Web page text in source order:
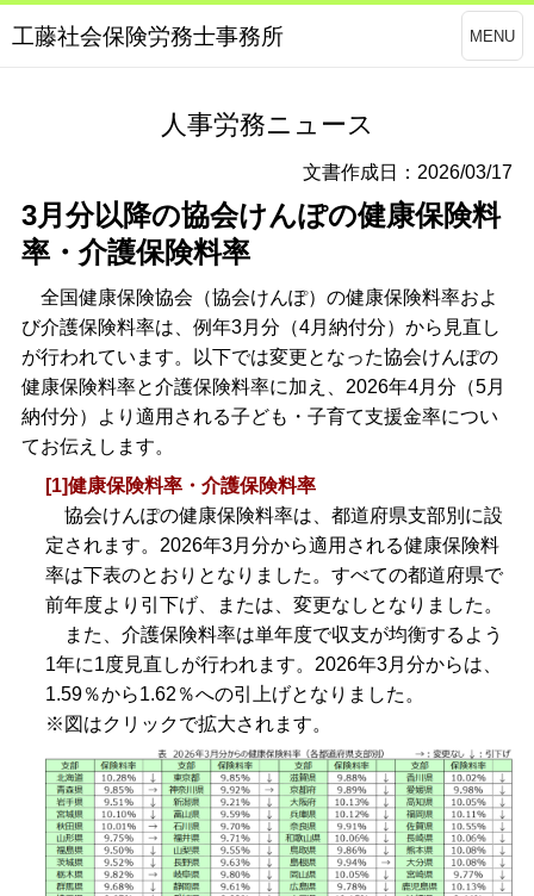
工藤社会保険労務士事務所 MENU
人事労務ニュース
文書作成日：2026/03/17
3月分以降の協会けんぽの健康保険料
率・介護保険料率
全国健康保険協会（協会けんぽ）の健康保険料率およ
び介護保険料率は、例年3月分（4月納付分）から見直し
が行われています。以下では変更となった協会けんぽの
健康保険料率と介護保険料率に加え、2026年4月分（5月
納付分）より適用される子ども・子育て支援金率につい
てお伝えします。
[1]健康保険料率・介護保険料率
協会けんぽの健康保険料率は、都道府県支部別に設
定されます。2026年3月分から適用される健康保険料
率は下表のとおりとなりました。すべての都道府県で
前年度より引下げ、または、変更なしとなりました。
また、介護保険料率は単年度で収支が均衡するよう
1年に1度見直しが行われます。2026年3月分からは、
1.59％から1.62％への引上げとなりました。
※図はクリックで拡大されます。